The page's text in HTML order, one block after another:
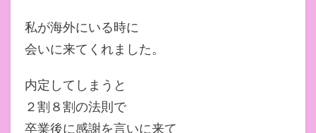
私が海外にいる時に
会いに来てくれました。
内定してしまうと
２割８割の法則で
卒業後に感謝を言いに来て